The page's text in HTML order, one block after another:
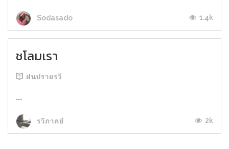
Sodasado 1.4k
ชโลมเรา
ฝนปรายรวี
...
รวีภาคย์ 2k